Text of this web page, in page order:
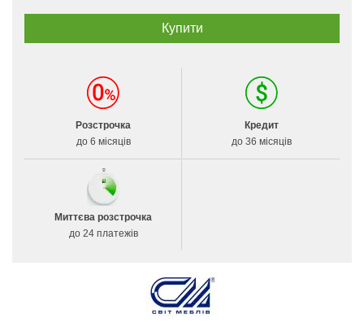
Розстрочка
до 6 місяців
Кредит
до 36 місяців
Миттєва розстрочка
до 24 платежів